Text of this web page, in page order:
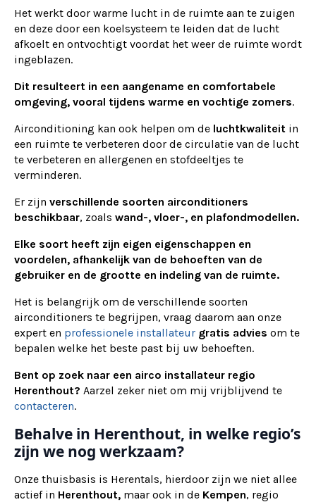
Het werkt door warme lucht in de ruimte aan te zuigen
en deze door een koelsysteem te leiden dat de lucht
afkoelt en ontvochtigt voordat het weer de ruimte wordt
ingeblazen.
Dit resulteert in een aangename en comfortabele
omgeving, vooral tijdens warme en vochtige zomers.
Airconditioning kan ook helpen om de luchtkwaliteit in
een ruimte te verbeteren door de circulatie van de lucht
te verbeteren en allergenen en stofdeeltjes te
verminderen.
Er zijn verschillende soorten airconditioners
beschikbaar, zoals wand-, vloer-, en plafondmodellen.
Elke soort heeft zijn eigen eigenschappen en
voordelen, afhankelijk van de behoeften van de
gebruiker en de grootte en indeling van de ruimte.
Het is belangrijk om de verschillende soorten
airconditioners te begrijpen, vraag daarom aan onze
expert en professionele installateur gratis advies om te
bepalen welke het beste past bij uw behoeften.
Bent op zoek naar een airco installateur regio
Herenthout? Aarzel zeker niet om mij vrijblijvend te
contacteren.
Behalve in Herenthout, in welke regio’s
zijn we nog werkzaam?
Onze thuisbasis is Herentals, hierdoor zijn we niet allee
actief in Herenthout, maar ook in de Kempen, regio